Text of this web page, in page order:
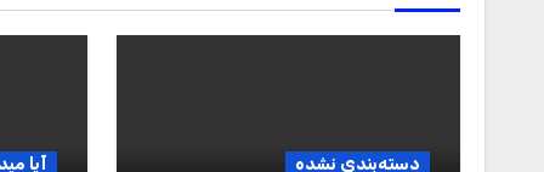
دسته‌بندی نشده آیا